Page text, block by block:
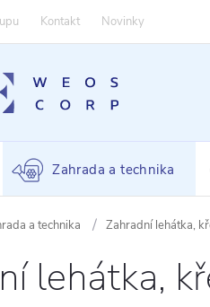
Kontakt Novinky
Zahrada a technika
a technika Zahradní lehátka,
lehátka,